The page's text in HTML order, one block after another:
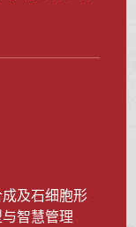
及石细胞形
智慧管理